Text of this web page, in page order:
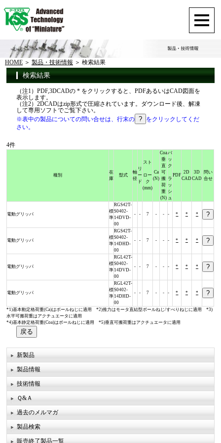
HOME 製品・技術情報 検索結果
検索結果
（注1）PDF,3DCADの * をクリックすると、PDFあるいはCAD図面を
表示します。
（注2）2DCADはzip形式で圧縮されています。ダウンロード後、解凍
して専用ソフトでご覧下さい。
※表中の製品についての問い合せは、行末の
をクリックしてくだ
さい。
4件
*1)基本動定格荷重(Ca)はボールねじに適用 *2)推力はモータ直結型ボールねじ/すべりねじに適用 *3)
水平可搬荷重はアクチュエータに適用
*4)基本静定格荷重(Coa)はボールねじに適用 *5)垂直可搬荷重はアクチュエータに適用
種別
在
庫
型式
軸
径
リ
ー
ド
スト
ロー
ク
(mm)
Ca
(N)
Coa
垂
直
可
搬
荷
重
(N)
バ
ッ
ク
ラ
ッ
シ
ュ
PDF
2D
CAD
3D
CAD
問い
合せ
電動グリッパ
標
準
RGS42T-
S0402-
14DVD-
00
- - 7 - - - * * *
電動グリッパ
標
準
RGS42T-
S0402-
14DHD-
00
- - 7 - - - * * *
電動グリッパ
標
準
RGL42T-
S0402-
14DVD-
00
- - 7 - - - * * *
電動グリッパ
標
準
RGL42T-
S0402-
14DHD-
00
- - 7 - - - * * *
新製品
製品情報
技術情報
Ｑ&Ａ
過去のメルマガ
製品検索
販売終了製品一覧